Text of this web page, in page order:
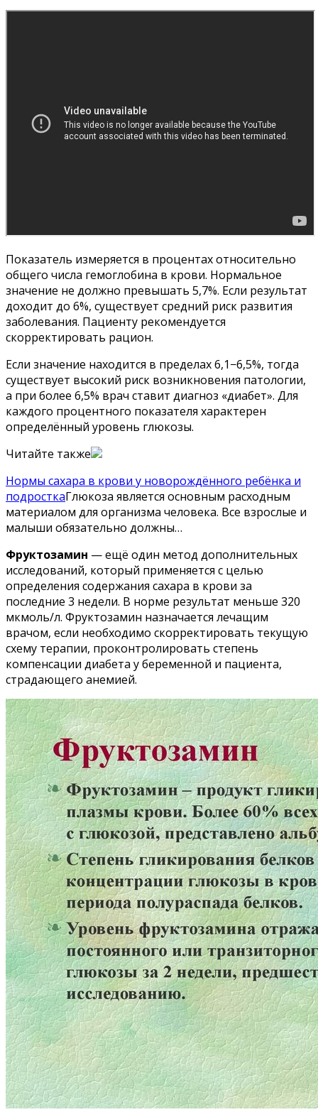
Показатель измеряется в процентах относительно
общего числа гемоглобина в крови. Нормальное
значение не должно превышать 5,7%. Если результат
доходит до 6%, существует средний риск развития
заболевания. Пациенту рекомендуется
скорректировать рацион.
Если значение находится в пределах 6,1−6,5%, тогда
существует высокий риск возникновения патологии,
а при более 6,5% врач ставит диагноз «диабет». Для
каждого процентного показателя характерен
определённый уровень глюкозы.
Читайте также
Нормы сахара в крови у новорождённого ребёнка и
подросткаГлюкоза является основным расходным
материалом для организма человека. Все взрослые и
малыши обязательно должны…
Фруктозамин — ещё один метод дополнительных
исследований, который применяется с целью
определения содержания сахара в крови за
последние 3 недели. В норме результат меньше 320
мкмоль/л. Фруктозамин назначается лечащим
врачом, если необходимо скорректировать текущую
схему терапии, проконтролировать степень
компенсации диабета у беременной и пациента,
страдающего анемией.